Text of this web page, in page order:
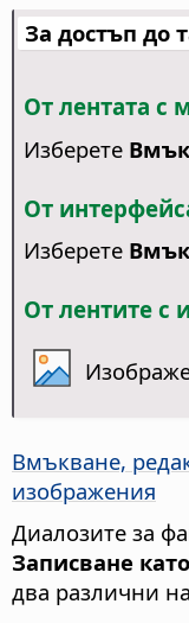
За достъп до
От лентата с
Изберете
От
Изберете
От лентите с
Вмъкване,
изображения
Диалозите за
Записване като
два различни